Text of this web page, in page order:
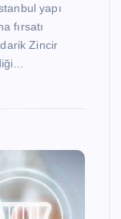
yapı
fırsatı
Zincir